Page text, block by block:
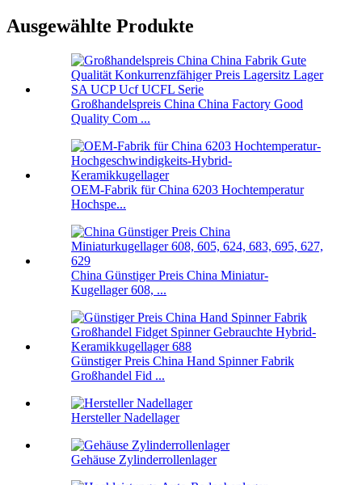
Ausgewählte Produkte
Großhandelspreis China China Factory Good
Quality Com ...
OEM-Fabrik für China 6203 Hochtemperatur
Hochspe...
China Günstiger Preis China Miniatur-
Kugellager 608, ...
Günstiger Preis China Hand Spinner Fabrik
Großhandel Fid ...
Hersteller Nadellager
Gehäuse Zylinderrollenlager